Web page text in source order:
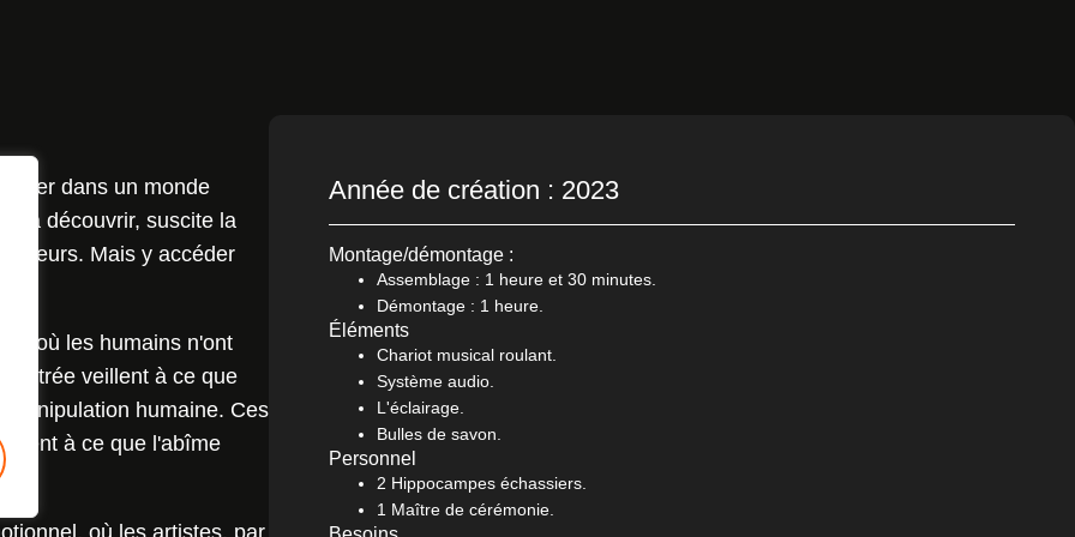
dans un monde
à découvrir, suscite la
Mais y accéder
où les humains n'ont
veillent à ce que
humaine. Ces
à ce que l'abîme
où les artistes, par
Année de création : 2023
Montage/démontage :
Assemblage : 1 heure et 30 minutes.
Démontage : 1 heure.
Éléments
Chariot musical roulant.
Système audio.
L'éclairage.
Bulles de savon.
Personnel
2 Hippocampes échassiers.
1 Maître de cérémonie.